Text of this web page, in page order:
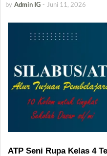
by Admin IG - Juni 11, 2026
ATP Seni Rupa Kelas 4